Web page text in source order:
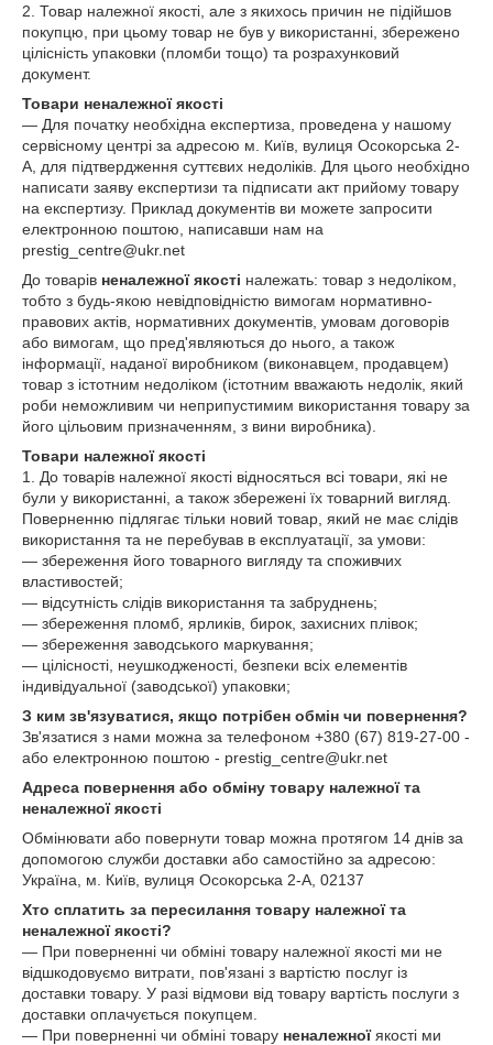
2. Товар належної якості, але з якихось причин не підійшов
покупцю, при цьому товар не був у використанні, збережено
цілісність упаковки (пломби тощо) та розрахунковий
документ.
Товари неналежної якості
— Для початку необхідна експертиза, проведена у нашому
сервісному центрі за адресою м. Київ, вулиця Осокорська 2-
А, для підтвердження суттєвих недоліків. Для цього необхідно
написати заяву експертизи та підписати акт прийому товару
на експертизу. Приклад документів ви можете запросити
електронною поштою, написавши нам на
prestig_centre@ukr.net
До товарів неналежної якості належать: товар з недоліком,
тобто з будь-якою невідповідністю вимогам нормативно-
правових актів, нормативних документів, умовам договорів
або вимогам, що пред'являються до нього, а також
інформації, наданої виробником (виконавцем, продавцем)
товар з істотним недоліком (істотним вважають недолік, який
роби неможливим чи неприпустимим використання товару за
його цільовим призначенням, з вини виробника).
Товари належної якості
1. До товарів належної якості відносяться всі товари, які не
були у використанні, а також збережені їх товарний вигляд.
Поверненню підлягає тільки новий товар, який не має слідів
використання та не перебував в експлуатації, за умови:
— збереження його товарного вигляду та споживчих
властивостей;
— відсутність слідів використання та забруднень;
— збереження пломб, ярликів, бирок, захисних плівок;
— збереження заводського маркування;
— цілісності, неушкодженості, безпеки всіх елементів
індивідуальної (заводської) упаковки;
З ким зв'язуватися, якщо потрібен обмін чи повернення?
Зв'язатися з нами можна за телефоном +380 (67) 819-27-00 -
або електронною поштою - prestig_centre@ukr.net
Адреса повернення або обміну товару належної та
неналежної якості
Обмінювати або повернути товар можна протягом 14 днів за
допомогою служби доставки або самостійно за адресою:
Україна, м. Київ, вулиця Осокорська 2-А, 02137
Хто сплатить за пересилання товару належної та
неналежної якості?
— При поверненні чи обміні товару належної якості ми не
відшкодовуємо витрати, пов'язані з вартістю послуг із
доставки товару. У разі відмови від товару вартість послуги з
доставки оплачується покупцем.
— При поверненні чи обміні товару неналежноїякості ми